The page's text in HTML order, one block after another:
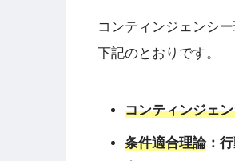
コンティンジェンシ
下記のとおりです。
コンティンジェ
条件適合理論：